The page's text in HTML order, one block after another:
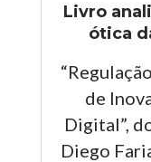
Livro
ótica
de
Digital”,
Diego